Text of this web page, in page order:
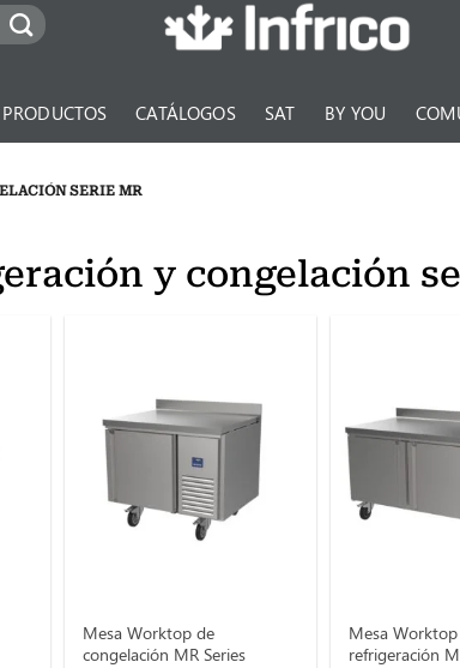
PRODUCTOS CATÁLOGOS SAT BY YOU
SERIE MR
y congelación
Mesa Worktop de
congelación MR Series
Mesa
refrigeración